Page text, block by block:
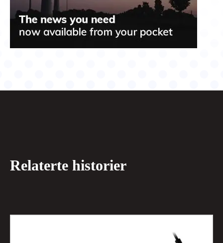
Relaterte historier